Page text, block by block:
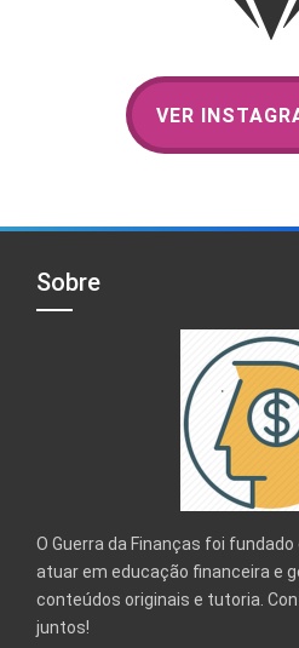
VER
Sobre
O Guerra da Finanças foi
atuar em educação financeira e
conteúdos originais e tutoria.
juntos!